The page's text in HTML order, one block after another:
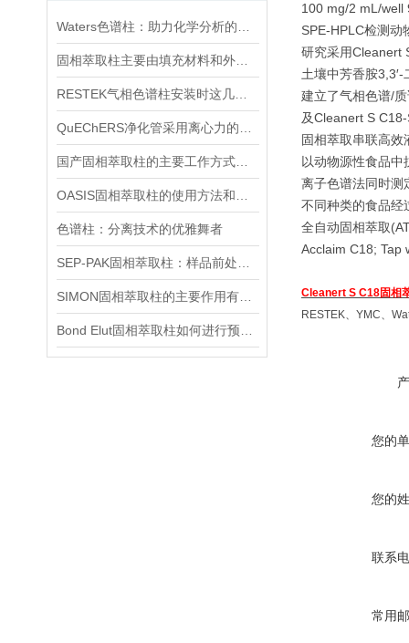
色谱柱：分离技术的优雅舞者
100 mg/2 mL/well
SPE-HPLC检测动
研究采用Cleanert
土壤中芳香胺
建立了气相色谱/
及Cleanert S
固相萃取串联高
以动物源性食品
离子色谱法同时测
不同种类的食品经
全自动固相萃取
Acclaim C18; Tap
Cleanert S C18固相
RESTEK、YMC、
您的
您的
联系
常用